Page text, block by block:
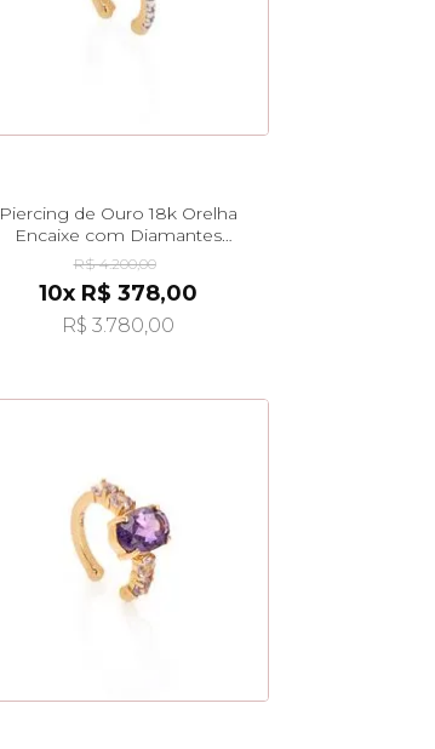
Piercing de Ouro 18k Orelha
Encaixe com Diamantes
ac07696
R$ 4.200,00
10x R$ 378,00
R$ 3.780,00